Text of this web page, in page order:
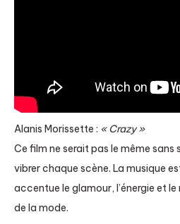
Alanis Morissette : « Crazy »
Ce film ne serait pas le même
vibrer chaque scène. La musique
accentue le glamour, l’énergie et
de la mode.